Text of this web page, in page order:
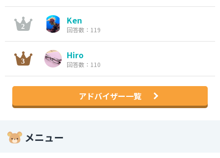
Ken
回答数：119
Hiro
回答数：110
アドバイザー一覧
メニュー